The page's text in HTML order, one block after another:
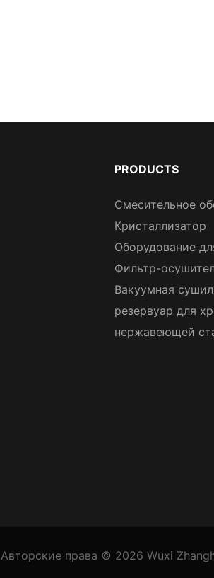
PRODUCTS
Смесительное
Кристаллизатор
Оборудование
Фильтр-
Вакуумная
резервуар для
нержавеющей
Авторские права © 2026 Wuxi